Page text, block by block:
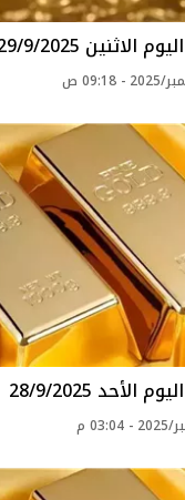
29/9/2025
28/9/2025